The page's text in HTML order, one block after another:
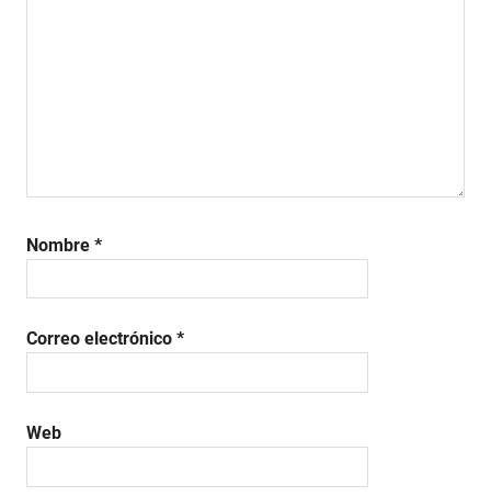
Nombre *
Correo electrónico *
Web